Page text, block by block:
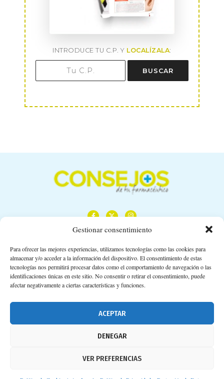
Gestionar consentimiento
Para ofrecer las mejores experiencias, utilizamos tecnologías como las cookies para
almacenar y/o acceder a la información del dispositivo. El consentimiento de estas
tecnologías nos permitirá procesar datos como el comportamiento de navegación o las
identificaciones únicas en este sitio. No consentir o retirar el consentimiento, puede
afectar negativamente a ciertas características y funciones.
ACEPTAR
DENEGAR
VER PREFERENCIAS
INTRODUCE TU C.P. Y LOCALÍZALA:
BUSCAR
Calle Camino de los Descubrimientos, 11,
Planta 3ª 41092 – Sevilla
674 02 62 03
Aviso legal
Protección de datos personales